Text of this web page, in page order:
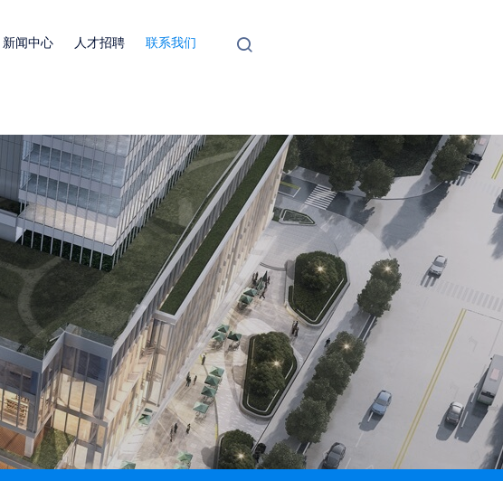
新闻中心 人才招聘 联系我们